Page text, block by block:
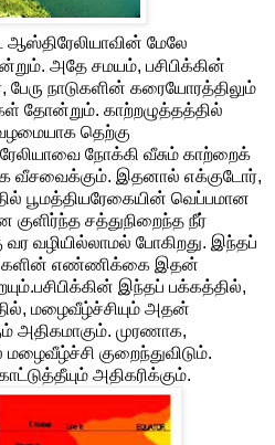
மேலே
அதே சமயம், பசிபிக்கின்
பேரு நாடுகளின் கரையோரத்திலும்
தோன்றும். காற்றழுத்தத்தில்
தெற்கு
நோக்கி வீசும் காற்றைக்
வீசவைக்கும். இதனால் எக்குடோர்,
பூமத்தியரேகையின் வெப்பமான
குளிர்ந்த சத்துநிறைந்த நீர்
வர வழியில்லாமல் போகிறது. இந்தப்
மீன்களின் எண்ணிக்கை இதன்
இந்தப் பக்கத்தில்,
மழைவீழ்ச்சியும் அதன்
அதிகமாகும். முரணாக,
குறைந்துவிடும்.
அதிகரிக்கும்.